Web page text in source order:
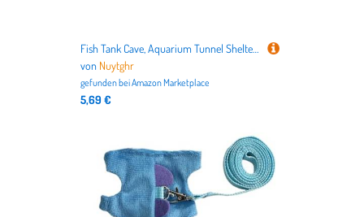
Fish Tank Cave, Aquarium Tunnel Shelter Tube 25x4.5x4.3cm, Corner Dome Triangle Curve Hole for Pet Reptile Aquatic Terrace Decoration and Shelter, Black, White
von Nuytghr
gefunden beiAmazon Marketplace
5,69 €